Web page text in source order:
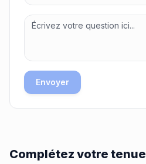
Envoyer
Complétez votre tenue